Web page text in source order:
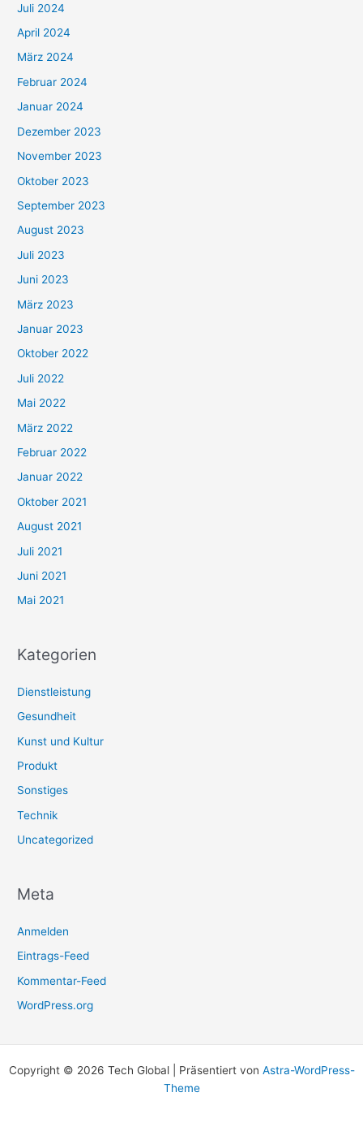
Juli 2024
April 2024
März 2024
Februar 2024
Januar 2024
Dezember 2023
November 2023
Oktober 2023
September 2023
August 2023
Juli 2023
Juni 2023
März 2023
Januar 2023
Oktober 2022
Juli 2022
Mai 2022
März 2022
Februar 2022
Januar 2022
Oktober 2021
August 2021
Juli 2021
Juni 2021
Mai 2021
Kategorien
Dienstleistung
Gesundheit
Kunst und Kultur
Produkt
Sonstiges
Technik
Uncategorized
Meta
Anmelden
Eintrags-Feed
Kommentar-Feed
WordPress.org
Copyright © 2026 Tech Global | Präsentiert von Astra-WordPress-
Theme